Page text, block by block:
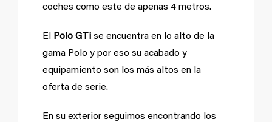
coches como este de apenas 4 metros.
El Polo GTi se encuentra en lo alto de la
gama Polo y por eso su acabado y
equipamiento son los más altos en la
oferta de serie.
En su exterior seguimos encontrando los